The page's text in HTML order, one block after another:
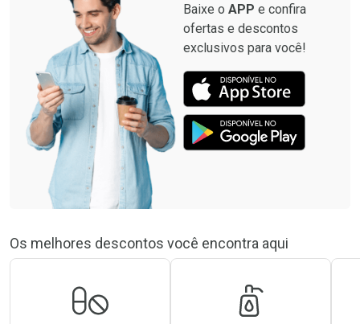
Baixe o APP e confira
ofertas e descontos
exclusivos para você!
Os melhores descontos você encontra aqui